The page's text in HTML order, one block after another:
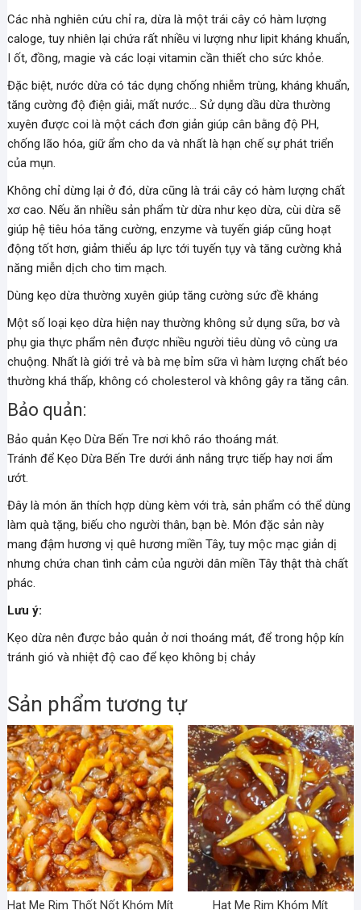
Các nhà nghiên cứu chỉ ra, dừa là một trái cây có hàm lượng
caloge, tuy nhiên lại chứa rất nhiều vi lượng như lipit kháng khuẩn,
I ốt, đồng, magie và các loại vitamin cần thiết cho sức khỏe.
Đặc biệt, nước dừa có tác dụng chống nhiễm trùng, kháng khuẩn,
tăng cường độ điện giải, mất nước… Sử dụng dầu dừa thường
xuyên được coi là một cách đơn giản giúp cân bằng độ PH,
chống lão hóa, giữ ẩm cho da và nhất là hạn chế sự phát triển
của mụn.
Không chỉ dừng lại ở đó, dừa cũng là trái cây có hàm lượng chất
xơ cao. Nếu ăn nhiều sản phẩm từ dừa như kẹo dừa, cùi dừa sẽ
giúp hệ tiêu hóa tăng cường, enzyme và tuyến giáp cũng hoạt
động tốt hơn, giảm thiểu áp lực tới tuyến tụy và tăng cường khả
năng miễn dịch cho tim mạch.
Dùng kẹo dừa thường xuyên giúp tăng cường sức đề kháng
Một số loại kẹo dừa hiện nay thường không sử dụng sữa, bơ và
phụ gia thực phẩm nên được nhiều người tiêu dùng vô cùng ưa
chuộng. Nhất là giới trẻ và bà mẹ bỉm sữa vì hàm lượng chất béo
thường khá thấp, không có cholesterol và không gây ra tăng cân.
Bảo quản:
Bảo quản Kẹo Dừa Bến Tre nơi khô ráo thoáng mát.
Tránh để Kẹo Dừa Bến Tre dưới ánh nắng trực tiếp hay nơi ẩm
ướt.
Đây là món ăn thích hợp dùng kèm với trà, sản phẩm có thể dùng
làm quà tặng, biếu cho người thân, bạn bè. Món đặc sản này
mang đậm hương vị quê hương miền Tây, tuy mộc mạc giản dị
nhưng chứa chan tình cảm của người dân miền Tây thật thà chất
phác.
Lưu ý:
Kẹo dừa nên được bảo quản ở nơi thoáng mát, để trong hộp kín
tránh gió và nhiệt độ cao để kẹo không bị chảy
Sản phẩm tương tự
Hạt Me Rim Thốt Nốt Khóm Mít Hạt Me Rim Khóm Mít